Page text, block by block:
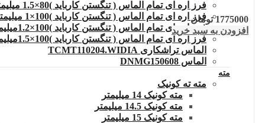
فرز اره ای تمام الماس ( تنگستن کارباید )80×1.5 میلیمتر
فرز اره ای تمام الماس ( تنگستن کارباید )100×1 میلیمتر
فرز اره ای تمام الماس ( تنگستن کارباید )100×1.2میلیمتر
فرز اره ای تمام الماس ( تنگستن کارباید )100×1.5میلیمتر
الماس تراشکاری TCMT110204.WIDIA
الماس DNMG150608
مته
مته ته کونیک
مته کونیک 14 میلیمتر
مته کونیک 14.5 میلیمتر
مته کونیک 15 میلیمتر
1775000 تومان
افزودن به سبد خرید